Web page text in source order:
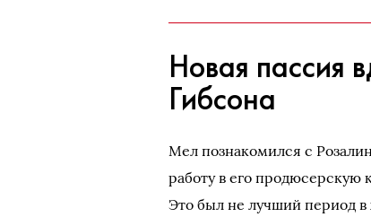
Новая пассия
Гибсона
Мел познакомился с
работу в его
Это был не лучший период в